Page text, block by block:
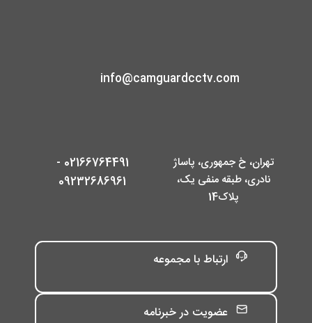
info@camguardcctv.com
تهران، خ جمهوری، پاساژ
نادری، طبقه منفی یک،
پلاک14
02166764491 -
09232686961
ارتباط با مجموعه
عضویت در خبرنامه